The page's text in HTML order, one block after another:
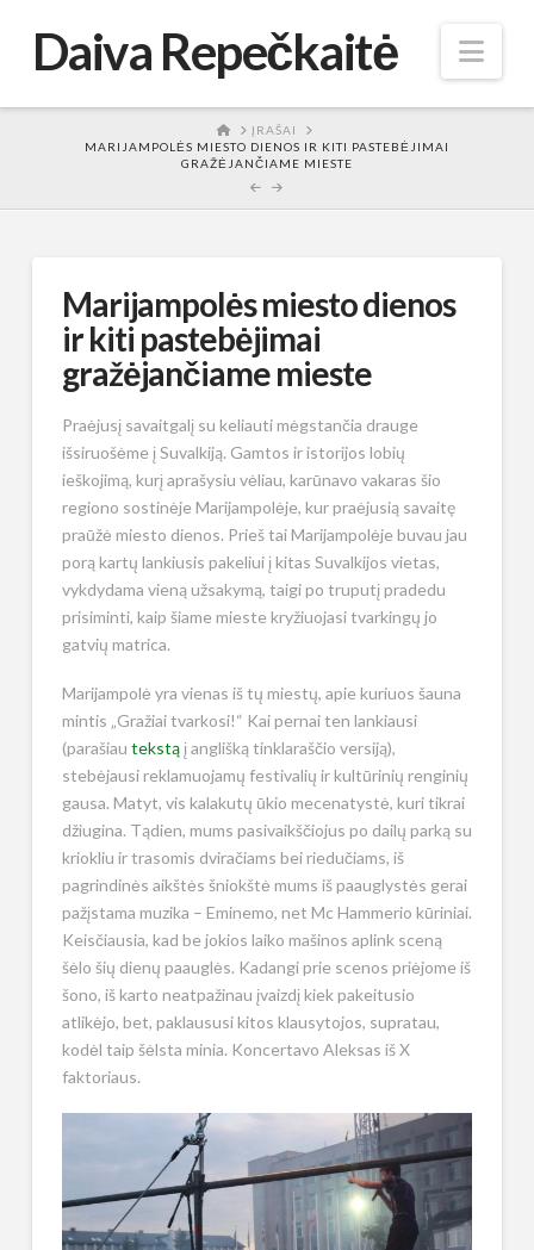
Daiva Repečkaitė
HOMEĮRAŠAI
MARIJAMPOLĖS MIESTO DIENOS IR KITI PASTEBĖJIMAI
GRAŽĖJANČIAME MIESTE
Marijampolės miesto dienos
ir kiti pastebėjimai
gražėjančiame mieste
Praėjusį savaitgalį su keliauti mėgstančia drauge
išsiruošėme į Suvalkiją. Gamtos ir istorijos lobių
ieškojimą, kurį aprašysiu vėliau, karūnavo vakaras šio
regiono sostinėje Marijampolėje, kur praėjusią savaitę
praūžė miesto dienos. Prieš tai Marijampolėje buvau jau
porą kartų lankiusis pakeliui į kitas Suvalkijos vietas,
vykdydama vieną užsakymą, taigi po truputį pradedu
prisiminti, kaip šiame mieste kryžiuojasi tvarkingų jo
gatvių matrica.
Marijampolė yra vienas iš tų miestų, apie kuriuos šauna
mintis „Gražiai tvarkosi!“ Kai pernai ten lankiausi
(parašiau tekstąį anglišką tinklaraščio versiją),
stebėjausi reklamuojamų festivalių ir kultūrinių renginių
gausa. Matyt, vis kalakutų ūkio mecenatystė, kuri tikrai
džiugina. Tądien, mums pasivaikščiojus po dailų parką su
kriokliu ir trasomis dviračiams bei riedučiams, iš
pagrindinės aikštės šniokštė mums iš paauglystės gerai
pažįstama muzika – Eminemo, net Mc Hammerio kūriniai.
Keisčiausia, kad be jokios laiko mašinos aplink sceną
šėlo šių dienų paauglės. Kadangi prie scenos priėjome iš
šono, iš karto neatpažinau įvaizdį kiek pakeitusio
atlikėjo, bet, paklaususi kitos klausytojos, supratau,
kodėl taip šėlsta minia. Koncertavo Aleksas iš X
faktoriaus.